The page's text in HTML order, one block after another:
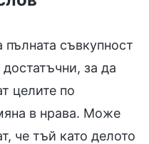
съвкупност
за да
целите по
в нрава. Може
че тъй като делото